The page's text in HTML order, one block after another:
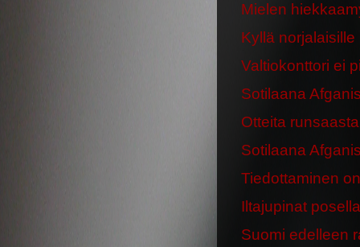
Mielen
Kyllä
Valtiokonttori ei
Sotilaana
Otteita
Sotilaana
Tiedottaminen
Iltajupinat posella
Suomi edelleen